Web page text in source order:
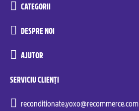
CATEGORII
DESPRE NOI
AJUTOR
SERVICIU CLIENȚI
reconditionate.yoxo@recommerce.com